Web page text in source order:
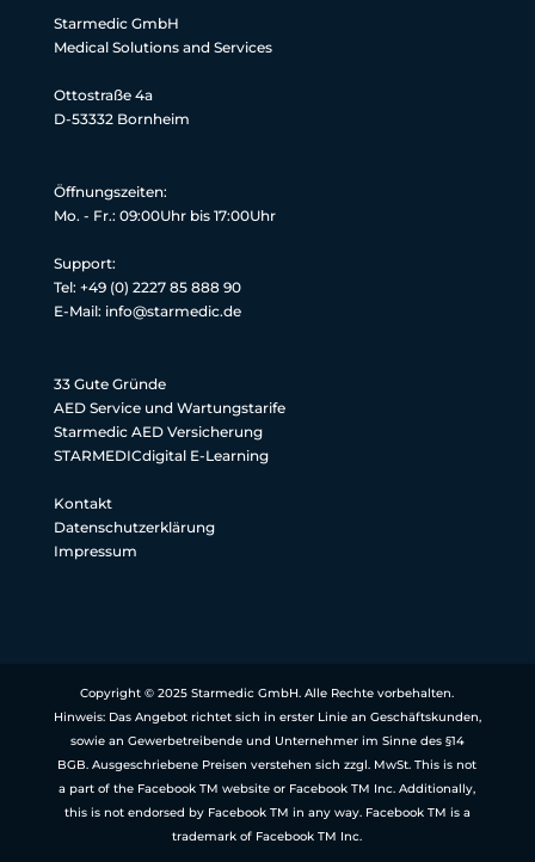
Starmedic GmbH
Medical Solutions and Services
Ottostraße 4a
D-53332 Bornheim
Öffnungszeiten:
Mo. - Fr.: 09:00Uhr bis 17:00Uhr
Support:
Tel: +49 (0) 2227 85 888 90
E-Mail: info@starmedic.de
33 Gute Gründe
AED Service und Wartungstarife
Starmedic AED Versicherung
STARMEDICdigital E-Learning
Kontakt
Datenschutzerklärung
Impressum
Copyright © 2025 Starmedic GmbH. Alle Rechte vorbehalten.
Hinweis: Das Angebot richtet sich in erster Linie an Geschäftskunden,
sowie an Gewerbetreibende und Unternehmer im Sinne des §14
BGB. Ausgeschriebene Preisen verstehen sich zzgl. MwSt. This is not
a part of the Facebook TM website or Facebook TM Inc. Additionally,
this is not endorsed by Facebook TM in any way. Facebook TM is a
trademark of Facebook TM Inc.